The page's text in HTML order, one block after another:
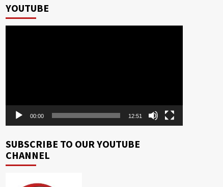
YOUTUBE
00:00 12:51
SUBSCRIBE TO OUR YOUTUBE
CHANNEL